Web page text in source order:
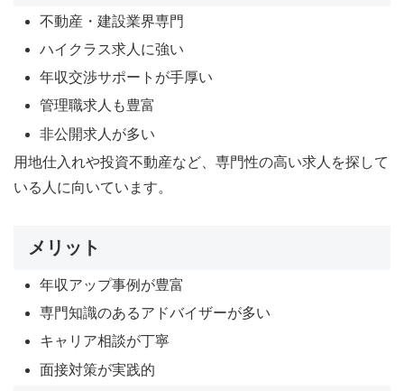
不動産・建設業界専門
ハイクラス求人に強い
年収交渉サポートが手厚い
管理職求人も豊富
非公開求人が多い
用地仕入れや投資不動産など、専門性の高い求人を探して
いる人に向いています。
メリット
年収アップ事例が豊富
専門知識のあるアドバイザーが多い
キャリア相談が丁寧
面接対策が実践的